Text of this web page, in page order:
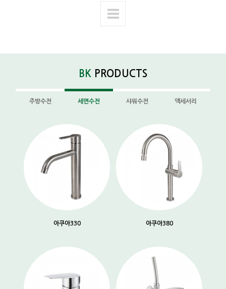
BK PRODUCTS
주방수전 세면수전 샤워수전 액세서리
아쿠아330 아쿠아380